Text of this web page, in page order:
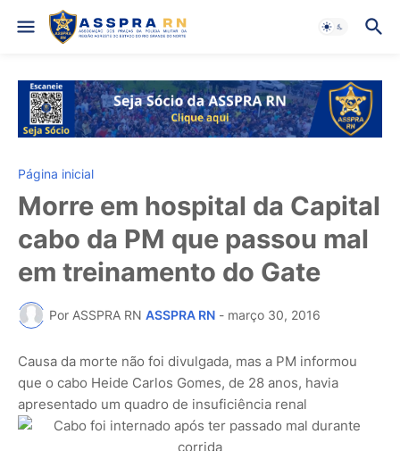
Página inicial
Morre em hospital da Capital
cabo da PM que passou mal
em treinamento do Gate
Por ASSPRA RN ASSPRA RN - março 30, 2016
Causa da morte não foi divulgada, mas a PM informou
que o cabo Heide Carlos Gomes, de 28 anos, havia
apresentado um quadro de insuficiência renal